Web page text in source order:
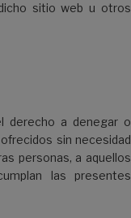
sitio web u otros
derecho a denegar o
sin necesidad
personas, a aquellos
las presentes